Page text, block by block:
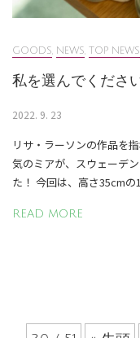
GOODS NEWS TOP NEWS
私を選んでくださ
2022. 9. 23
リサ・ラーソンの作品を
気のミアが、スウェーデ
た！ 今回は、高さ35cm
READ MORE